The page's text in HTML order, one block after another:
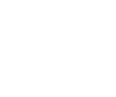
pode ter certeza de que receberá suporte
for superior a 99 euros, oferecemos o
oportunidade de adquirir as melhores